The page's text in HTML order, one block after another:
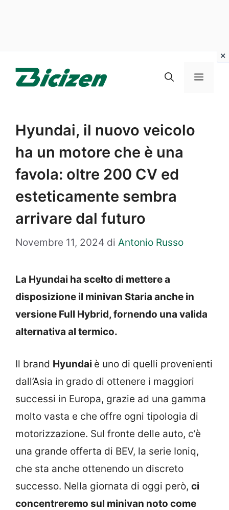
Menu
Hyundai, il nuovo veicolo
ha un motore che è una
favola: oltre 200 CV ed
esteticamente sembra
arrivare dal futuro
Novembre 11, 2024 di Antonio Russo
La Hyundai ha scelto di mettere a
disposizione il minivan Staria anche in
versione Full Hybrid, fornendo una valida
alternativa al termico.
Il brand Hyundai è uno di quelli provenienti
dall’Asia in grado di ottenere i maggiori
successi in Europa, grazie ad una gamma
molto vasta e che offre ogni tipologia di
motorizzazione. Sul fronte delle auto, c’è
una grande offerta di BEV, la serie Ioniq,
che sta anche ottenendo un discreto
successo. Nella giornata di oggi però, ci
concentreremo sul minivan noto come